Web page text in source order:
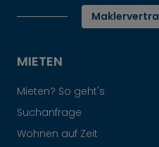
MIETEN
Mieten? So geht's
Suchanfrage
Wohnen auf Zeit